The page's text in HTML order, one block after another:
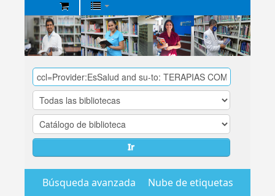
Biblioteca
Central
EsSalud
Ir
Búsqueda avanzada Nube de etiquetas